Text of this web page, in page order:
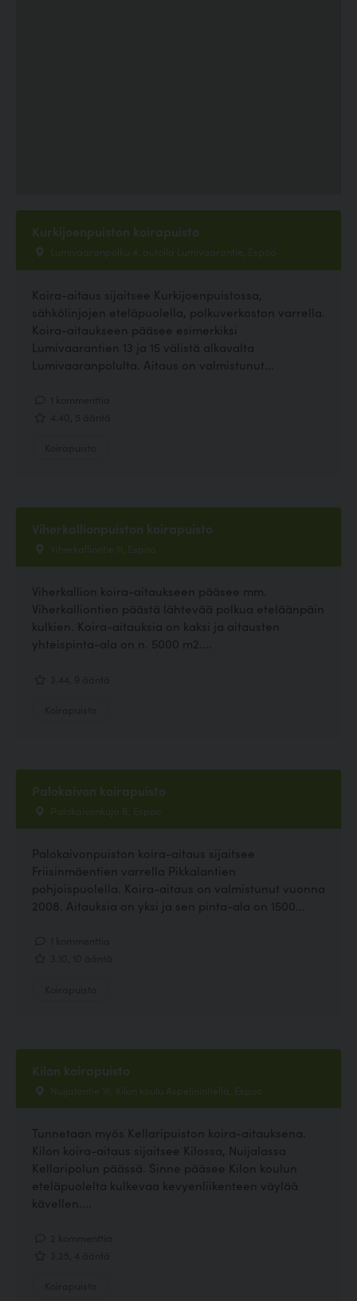
Kurkijoenpuiston koirapuisto
Lumivaaranpolku 4, autolla Lumivaarantie, Espoo
Koira-aitaus sijaitsee Kurkijoenpuistossa,
sähkölinjojen eteläpuolella, polkuverkoston varrella.
Koira-aitaukseen pääsee esimerkiksi
Lumivaarantien 13 ja 15 välistä alkavalta
Lumivaaranpolulta. Aitaus on valmistunut...
Viherkallionpuiston koirapuisto
Viherkalliontie 11, Espoo
Viherkallion koira-aitaukseen pääsee mm.
Viherkalliontien päästä lähtevää polkua eteläänpäin
kulkien. Koira-aitauksia on kaksi ja aitausten
yhteispinta-ala on n. 5000 m2....
Palokaivon koirapuisto
Palokaivonkuja 8, Espoo
Palokaivonpuiston koira-aitaus sijaitsee
Friisinmäentien varrella Pikkalantien
pohjoispuolella. Koira-aitaus on valmistunut vuonna
2008. Aitauksia on yksi ja sen pinta-ala on 1500...
Kilon koirapuisto
Nuijalantie 16, Kilon koulu Aspelinintiellä, Espoo
Tunnetaan myös Kellaripuiston koira-aitauksena.
Kilon koira-aitaus sijaitsee Kilossa, Nuijalassa
Kellaripolun päässä. Sinne pääsee Kilon koulun
eteläpuolelta kulkevaa kevyenliikenteen väylää
kävellen....